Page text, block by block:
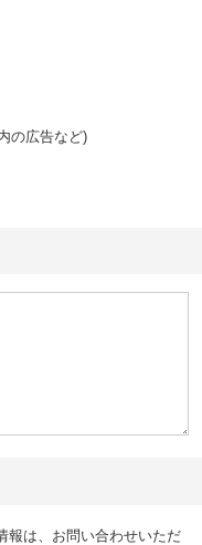
の広告など)
報は、お問い合わせいただ